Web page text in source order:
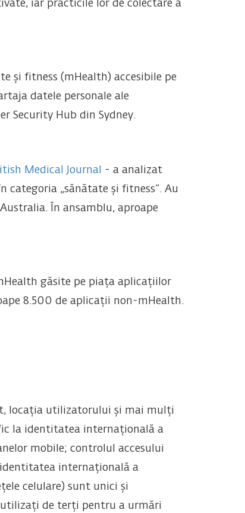
iar practicile lor de colectare a
și fitness (mHealth) accesibile pe
datele personale ale
​​Security Hub din Sydney.
Medical Journal
- a analizat
categoria „sănătate și fitness”. Au
În ansamblu, aproape
găsite pe piața aplicațiilor
8.500 de aplicații non-mHealth.
locația utilizatorului și mai mulți
la identitatea internațională a
mobile; controlul accesului
internațională a
celulare) sunt unici și
de terți pentru a urmări